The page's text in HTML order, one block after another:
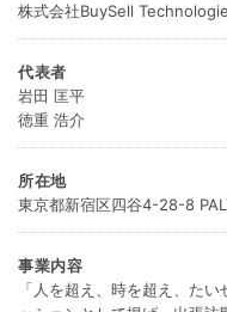
株式会社BuySell
代表者
岩田 匡平
徳重 浩介
所在地
東京都新宿区四谷4-28-8
事業内容
「人を超え、時を超え、た